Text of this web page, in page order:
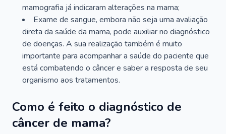
mamografia já indicaram alterações na mama;
Exame de sangue, embora não seja uma avaliação
direta da saúde da mama, pode auxiliar no diagnóstico
de doenças. A sua realização também é muito
importante para acompanhar a saúde do paciente que
está combatendo o câncer e saber a resposta de seu
organismo aos tratamentos.
Como é feito o diagnóstico de
câncer de mama?